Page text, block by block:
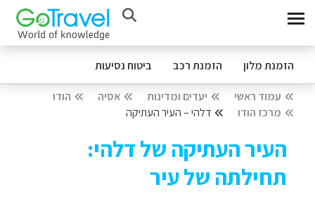
הזמנת מלון הזמנת רכב ביטוח נסיעות
עמוד ראשי יעדים ומדינות אסיה
הודו
מרכז הודו
דלהי – העיר העתיקה
העיר העתיקה של דלהי:
תחילתה של עיר